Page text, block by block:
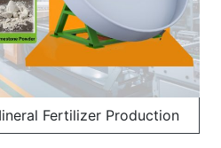
Fertilizer Production